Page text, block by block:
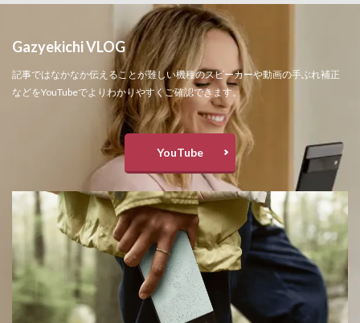
Gazyekichi VLOG
記事ではなかなか伝えることが難しい機種のスピーカーや動画の手ぶれ補正
などをYouTubeでよりわかりやすくご確認できます。
YouTube